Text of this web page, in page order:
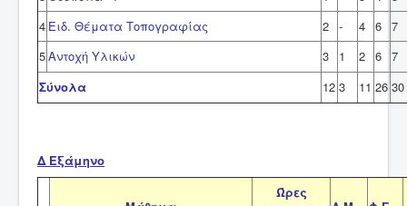
4 Ειδ. Θέματα Τοπογραφίας 2 - 4 6 7
5Αντοχή Υλικών 3 1 2 6 7
Σύνολα
12 3 11 26 30
Δ Εξάμηνο
Ώρες